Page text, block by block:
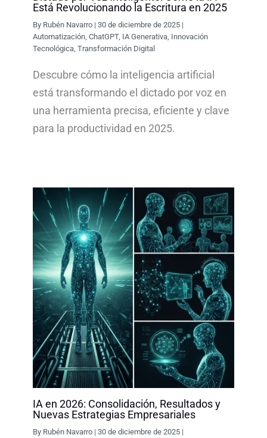
Está Revolucionando la Escritura en 2025
By Rubén Navarro |30 de diciembre de 2025 |
Automatización,ChatGPT, IA Generativa, Innovación
Tecnológica,Transformación Digital
Descubre cómo la inteligencia artificial
está transformando el dictado por voz en
una herramienta precisa, eficiente y clave
para la productividad en 2025.
IA en 2026: Consolidación, Resultados y
Nuevas Estrategias Empresariales
By Rubén Navarro |30 de diciembre de 2025 |